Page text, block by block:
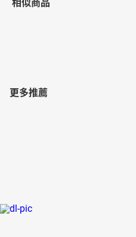
43第二十四章 木頭_從宣傳下手
49第二十八章 木頭_去禮品店看看
50第二十八章 木頭_向秋月道歉
58第三十三章 晶晶_還想多做一點
更多推薦